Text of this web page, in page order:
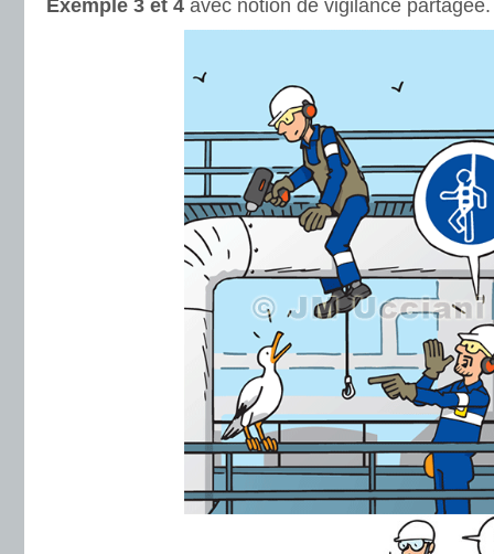
Exemple 3 et 4 avec notion de vigilance partagée.